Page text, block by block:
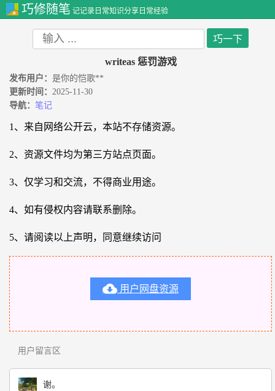
巧修随笔 记记录日常知识分享日常经验
writeas 惩罚游戏
发布用户： 是你的恺歌**
更新时间： 2025-11-30
导航： 笔记
1、来自网络公开云，本站不存储资源。
2、资源文件均为第三方站点页面。
3、仅学习和交流，不得商业用途。
4、如有侵权内容请联系删除。
5、请阅读以上声明，同意继续访问
 用户网盘资源
用户留言区
谢。